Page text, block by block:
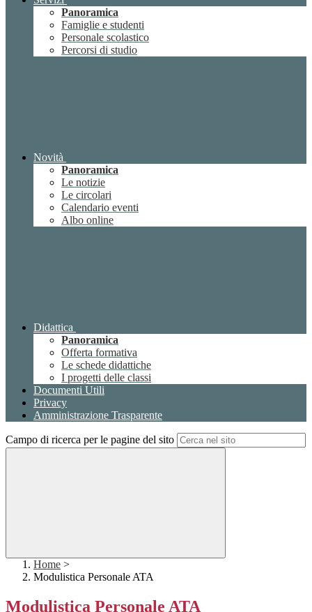
Panoramica
Famiglie e studenti
Personale scolastico
Percorsi di studio
Novità
Panoramica
Le notizie
Le circolari
Calendario eventi
Albo online
Didattica
Panoramica
Offerta formativa
Le schede didattiche
I progetti delle classi
Documenti Utili
Privacy
Amministrazione Trasparente
Campo di ricerca per le pagine del sito
Home >
Modulistica Personale ATA
Modulistica Personale ATA